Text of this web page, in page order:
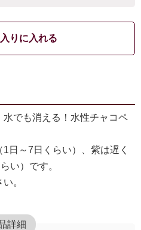
りに入れる
でも消える！水性チャコペ
日～7日くらい）、紫は遅く
い）です。
。
詳細